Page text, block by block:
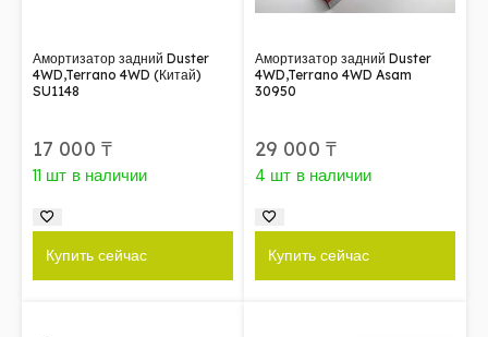
Амортизатор задний Duster
4WD,Terrano 4WD (Китай)
SU1148
17 000 ₸
11 шт в наличии
Купить сейчас
Амортизатор задний Duster
4WD,Terrano 4WD Asam
30950
29 000 ₸
4 шт в наличии
Купить сейчас